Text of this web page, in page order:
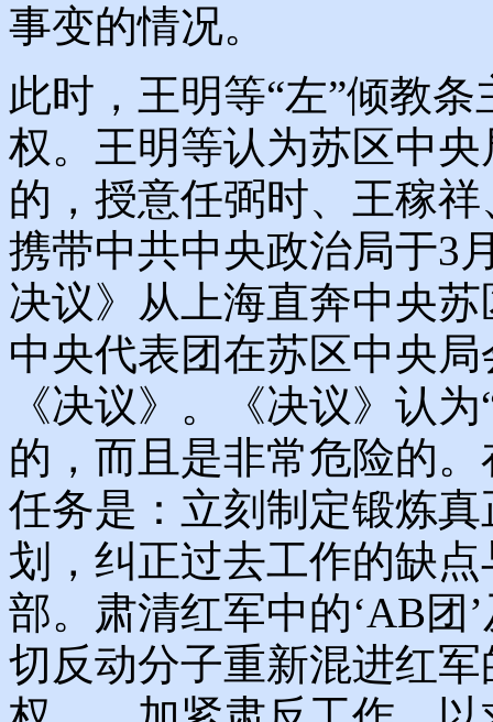
事变的情况。
此时，王明等“左”倾教
权。王明等认为苏区中
的，授意任弼时、王稼
携带中共中央政治局于3
决议》从上海直奔中央
中央代表团在苏区中央
《决议》。《决议》认
的，而且是非常危险的
任务是：立刻制定锻炼
划，纠正过去工作的缺
部。肃清红军中的‘AB团
切反动分子重新混进红